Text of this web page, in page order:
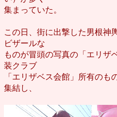
集まっていた。
この日、街に出撃した男根神
ビザールな
ものが冒頭の写真の「エリザ
装クラブ
「エリザベス会館」所有の
集結し、